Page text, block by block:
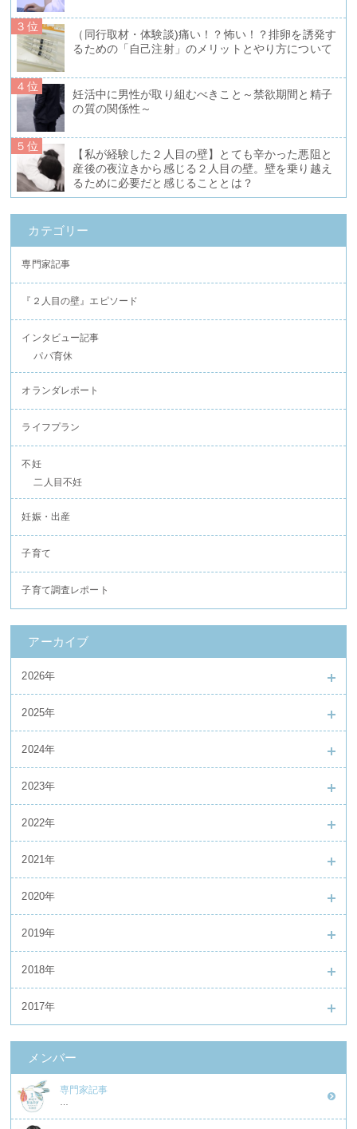
３位
（同行取材・体験談)痛い！？怖い！？排卵を誘発す
るための「自己注射」のメリットとやり方について
４位
妊活中に男性が取り組むべきこと～禁欲期間と精子
の質の関係性～
５位
【私が経験した２人目の壁】とても辛かった悪阻と
産後の夜泣きから感じる２人目の壁。壁を乗り越え
るために必要だと感じることとは？
カテゴリー
専門家記事
『２人目の壁』エピソード
インタビュー記事
パパ育休
オランダレポート
ライフプラン
不妊
二人目不妊
妊娠・出産
子育て
子育て調査レポート
アーカイブ
2026年
2025年
2024年
2023年
2022年
2021年
2020年
2019年
2018年
2017年
メンバー
専門家記事
…